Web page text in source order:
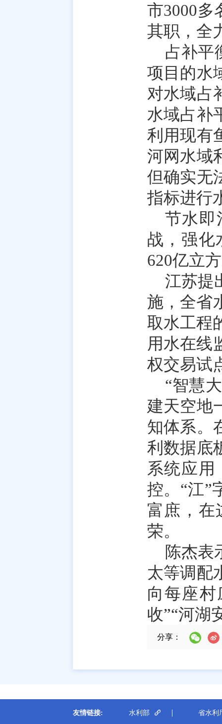
市3000多
其职，全
占补平
项目的水
对水域占
水域占补
利用现有
河网水域
但确实无
指标进行
节水即
战，强化
620亿立
江苏提
施，全省
取水工程
用水在线
权交易试
“智慧
建天空地
知体系。
利数据底
系统应用
控。“江”
富庶，在
荣。
陈杰表
太等调配
向每座
收”“河湖
分享：
友情链接: 水利部 省水利